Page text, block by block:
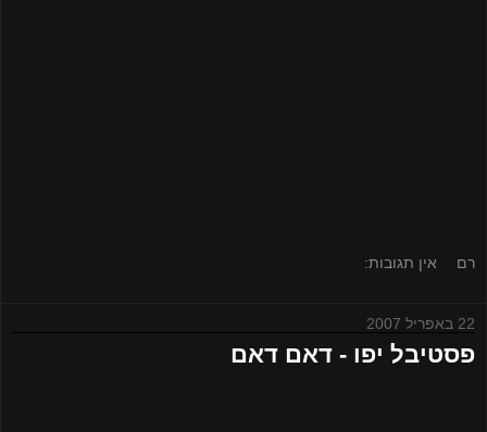
רם אין תגובות:
22 באפריל 2007
פסטיבל יפו - דאם דאם